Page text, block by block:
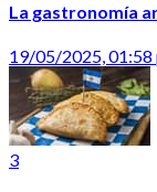
La gastronomía
19/05/2025, 01:58
3